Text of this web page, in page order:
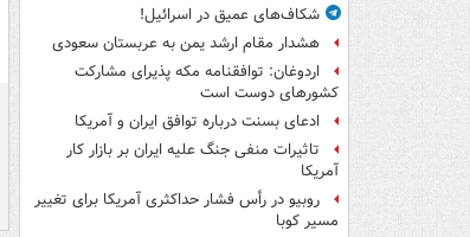
شکاف‌های عمیق در اسرائیل!
هشدار مقام ارشد یمن به عربستان سعودی
اردوغان: توافقنامه مکه پذیرای مشارکت
کشورهای دوست است
ادعای بسنت درباره توافق ایران و آمریکا
تاثیرات منفی جنگ علیه ایران بر بازار کار
آمریکا
روبیو در رأس فشار حداکثری آمریکا برای تغییر
مسیر کوبا